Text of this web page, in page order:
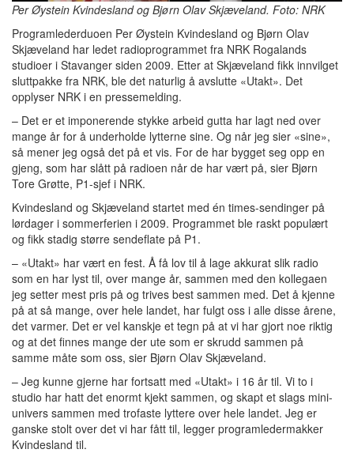
Per Øystein Kvindesland og Bjørn Olav Skjæveland. Foto: NRK
Programlederduoen Per Øystein Kvindesland og Bjørn Olav
Skjæveland har ledet radioprogrammet fra NRK Rogalands
studioer i Stavanger siden 2009. Etter at Skjæveland fikk innvilget
sluttpakke fra NRK, ble det naturlig å avslutte «Utakt». Det
opplyser NRK i en pressemelding.
– Det er et imponerende stykke arbeid gutta har lagt ned over
mange år for å underholde lytterne sine. Og når jeg sier «sine»,
så mener jeg også det på et vis. For de har bygget seg opp en
gjeng, som har slått på radioen når de har vært på, sier Bjørn
Tore Grøtte, P1-sjef i NRK.
Kvindesland og Skjæveland startet med én times-sendinger på
lørdager i sommerferien i 2009. Programmet ble raskt populært
og fikk stadig større sendeflate på P1.
– «Utakt» har vært en fest. Å få lov til å lage akkurat slik radio
som en har lyst til, over mange år, sammen med den kollegaen
jeg setter mest pris på og trives best sammen med. Det å kjenne
på at så mange, over hele landet, har fulgt oss i alle disse årene,
det varmer. Det er vel kanskje et tegn på at vi har gjort noe riktig
og at det finnes mange der ute som er skrudd sammen på
samme måte som oss, sier Bjørn Olav Skjæveland.
– Jeg kunne gjerne har fortsatt med «Utakt» i 16 år til. Vi to i
studio har hatt det enormt kjekt sammen, og skapt et slags mini-
univers sammen med trofaste lyttere over hele landet. Jeg er
ganske stolt over det vi har fått til, legger programledermakker
Kvindesland til.